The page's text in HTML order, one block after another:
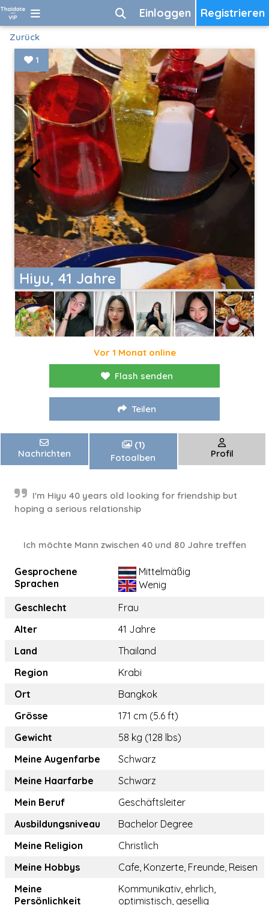
Registrieren
Einloggen
Zurück
Hiyu, 41 Jahre
1
Vor 1 Monat online
Flash senden
Teilen
Nachrichten
(1)
Fotoalben
Profil
I'm Hiyu 40 years old looking for friendship but
hoping a serious relationship
Ich möchte Mann zwischen 40 und 80 Jahre treffen
Gesprochene
Sprachen
Mittelmäßig
Wenig
Geschlecht
Frau
Alter
41 Jahre
Land
Thailand
Region
Krabi
Ort
Bangkok
Grösse
171 cm (5.6 ft)
Gewicht
58 kg (128 lbs)
Meine Augenfarbe
Schwarz
Meine Haarfarbe
Schwarz
Mein Beruf
Geschäftsleiter
Ausbildungsniveau
Bachelor Degree
Meine Religion
Christlich
Meine Hobbys
Cafe, Konzerte, Freunde, Reisen
Meine
Persönlichkeit
Kommunikativ, ehrlich,
optimistisch, gesellig